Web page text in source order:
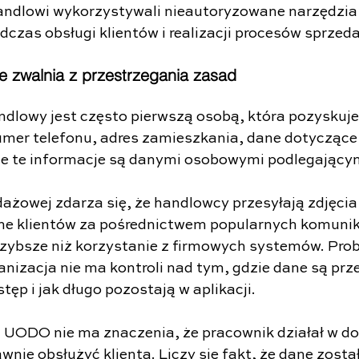
wykorzystywali nieautoryzowane
obsługi klientów i realizacji procesów
zwalnia z przestrzegania zasad
jest często pierwszą osobą, która
telefonu, adres zamieszkania, dane
te informacje są danymi osobowymi
zdarza się, że handlowcy przesyłają
klientów za pośrednictwem popularnych
niż korzystanie z firmowych systemów.
nie ma kontroli nad tym, gdzie dane są
i jak długo pozostają w aplikacji.
nie ma znaczenia, że pracownik działał w
obsłużyć klienta. Liczy się fakt, że dane